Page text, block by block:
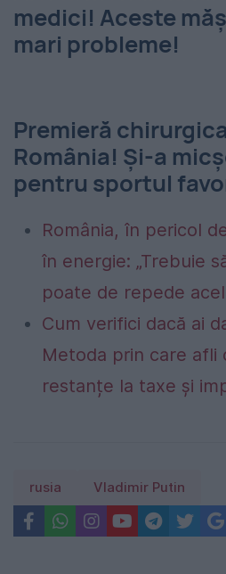
medici! Aceste
mari probleme!
Premieră
România! Și-a
pentru sportul
România, în pericol
în energie: „Trebuie
poate de repede
Cum verifici dacă ai
Metoda prin care afli
restanțe la taxe și
rusia Vladimir Putin